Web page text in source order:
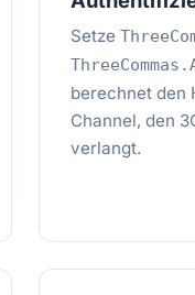
Setze
berechnet den
Channel, den
verlangt.